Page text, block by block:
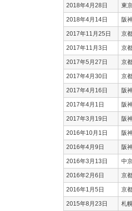
2018年4月28日 東
2018年4月14日 阪
2017年11月25日 京
2017年11月3日 京
2017年5月27日 京
2017年4月30日 京
2017年4月16日 阪
2017年4月1日 阪
2017年3月19日 阪
2016年10月1日 阪
2016年4月9日 阪
2016年3月13日 中
2016年2月6日 京
2016年1月5日 京
2015年8月23日 札